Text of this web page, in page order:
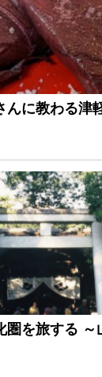
んに教わる
圏を旅する ～